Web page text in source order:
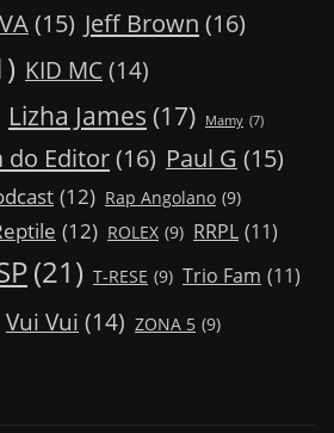
(15) Jeff Brown (16)
KID MC (14)
Lizha James (17) Mamy (7)
do Editor(16) Paul G (15)
(12) Rap Angolano (9)
(12) ROLEX (9) RRPL (11)
(21) T-RESE (9) Trio Fam (11)
Vui Vui (14) ZONA 5 (9)